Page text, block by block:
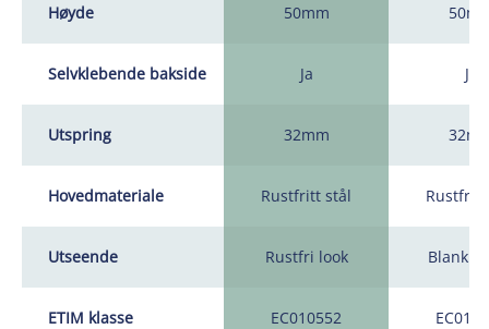
Høyde
Selvklebende bakside
Utspring
Hovedmateriale
Utseende
ETIM klasse
50mm
Ja
32mm
Rustfritt stål
Rustfri look
EC010552
Ja
Blank